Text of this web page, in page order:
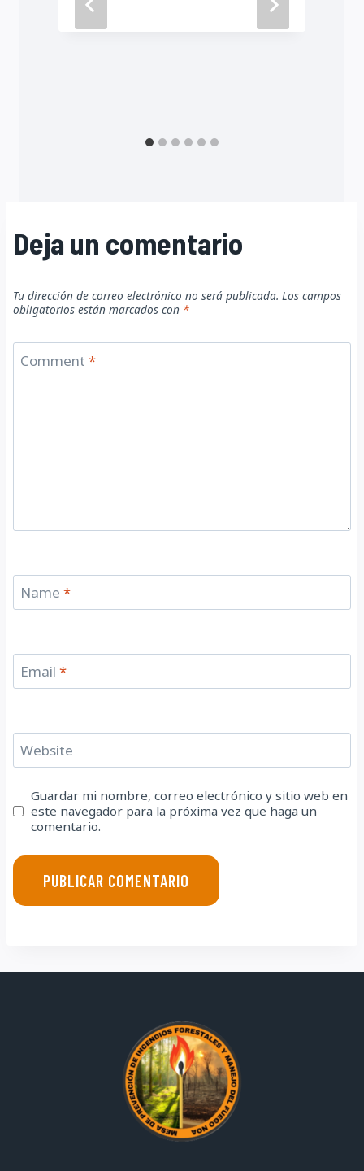
Deja un comentario
Tu dirección de correo electrónico no será publicada. Los campos
obligatorios están marcados con *
Comment *
Name *
Email *
Website
Guardar mi nombre, correo electrónico y sitio web en
este navegador para la próxima vez que haga un
comentario.